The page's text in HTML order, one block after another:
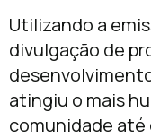
Utilizando a
divulgação de
atingiu o mais
comunidade até